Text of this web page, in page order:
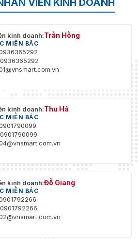
VIÊN KINH DOANH
kinh doanh:Trần Hồng
MIỀN BẮC
kinh doanh:Thu Hà
MIỀN BẮC
kinh doanh:Đỗ Giang
MIỀN BẮC